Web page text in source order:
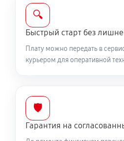
🔍
Быстрый старт без
Плату можно передать в
курьером для оперативной
🛡️
Гарантия на